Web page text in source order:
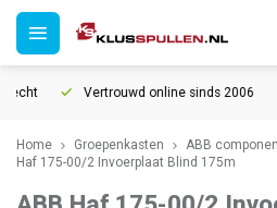
Vertrouwd online sinds 2006
Home Groepenkasten ABB
Haf 175-00/2 Invoerplaat Blind 175m